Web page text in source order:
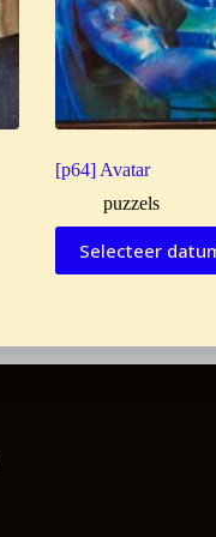
[p64] Avatar
puzzels
Selecteer